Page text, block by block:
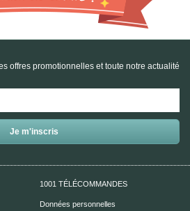
offres promotionnelles et toute notre actualité
1001 TÉLÉCOMMANDES
Données personnelles